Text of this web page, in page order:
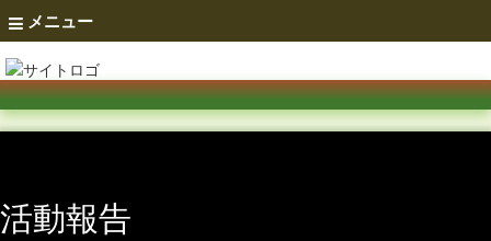
メニュー
活動報告